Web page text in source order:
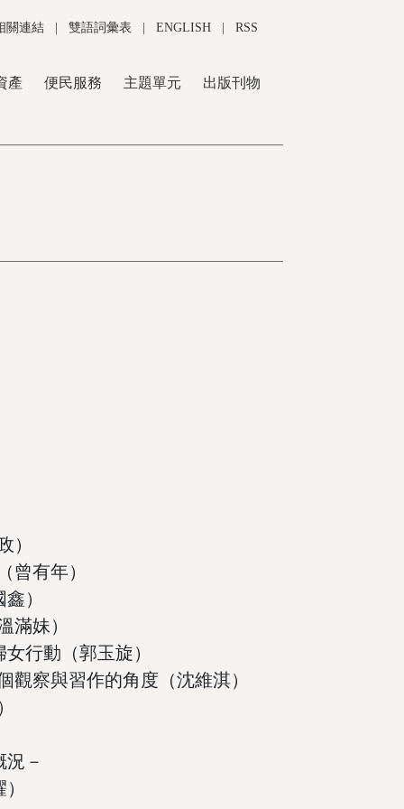
關連結 雙語詞彙表 ENGLISH RSS
產 便民服務 主題單元 出版刊物
）
曾有年）
）
滿妹）
行動（郭玉旋）
察與習作的角度（沈維淇）
－